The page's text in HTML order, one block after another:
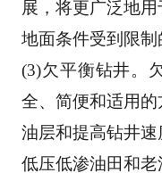
展，将更广泛地
地面条件受到限制
(3)欠平衡钻井。
全、简便和适用
油层和提高钻井
低压低渗油田和老